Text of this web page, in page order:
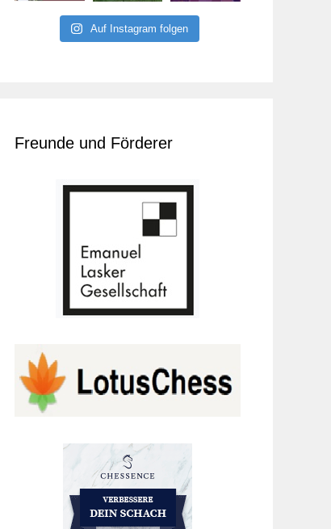
Auf Instagram folgen
Freunde und Förderer